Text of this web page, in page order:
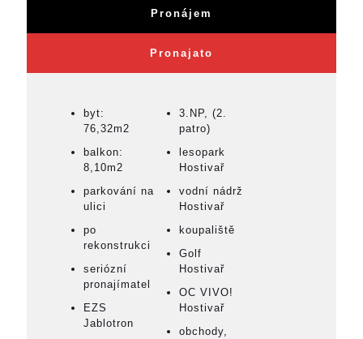
Pronájem
Pronajato
byt:
76,32m2
balkon:
8,10m2
parkování na
ulici
po
rekonstrukci
seriózní
pronajímatel
EZS
Jablotron
3.NP, (2.
patro)
lesopark
Hostivař
vodní nádrž
Hostivař
koupaliště
Golf
Hostivař
OC VIVO!
Hostivař
obchody,